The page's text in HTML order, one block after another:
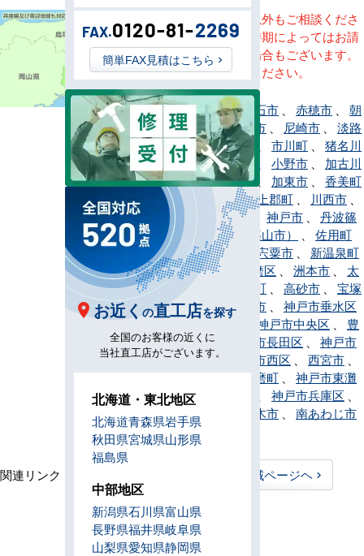
※記載地域以外もご相談くださ
い。地域・時期によってはお請
けできない場合もございます。
直接ご相談ください。
相生市、明石市 赤穂市
朝
来市 、芦屋市 尼崎市
淡路
市、伊丹市 市川町
猪名川
町、稲美町 小野市
加古川
市、加西市 、 加東市
香美町
、
神河町、上郡町 川西市
神戸市北区
神戸市
丹波篠
山市（旧・篠山市）
佐用町
、三田市 宍粟市
新温泉町
、神戸市須磨区 洲本市
太
子町
多可町 高砂市
宝塚
市、たつの市
神戸市垂水区
、 丹波市 神戸市中央区
豊
岡市、 神戸市長田区
神戸市
灘区 、 神戸市西区 西宮市
西脇市、播磨町
神戸市東灘
区
神戸市兵庫区
福崎町
三木市
南あわじ市
、
関連リンク：
兵庫県全域ページヘ
兵庫県直工店所在地
FAX.0120-81-2269
簡単FAX見積はこちら
お近く の直工店を探す
全国のお客様の近くに
当社直工店がございます。
北海道・東北地区
北海道青森県岩手県
秋田県宮城県山形県
福島県
中部地区
新潟県石川県富山県
長野県福井県岐阜県
山梨県愛知県静岡県